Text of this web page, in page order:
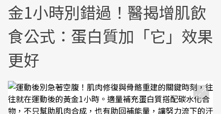
金1小時別錯過！醫揭增肌飲
食公式：蛋白質加「它」效果
更好